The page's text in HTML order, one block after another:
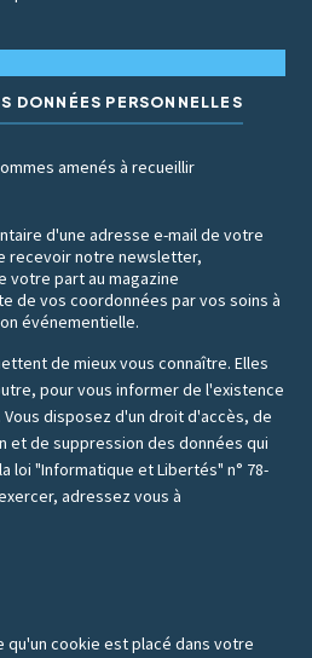
DONNÉES PERSONNELLES
amenés à recueillir
d'une adresse e-mail de votre
recevoir notre newsletter,
votre part au magazine
de vos coordonnées par vos soins à
événementielle.
de mieux vous connaître. Elles
pour vous informer de l'existence
disposez d'un droit d'accès, de
de suppression des données qui
loi "Informatique et Libertés" n° 78-
adressez vous à
qu'un cookie est placé dans votre